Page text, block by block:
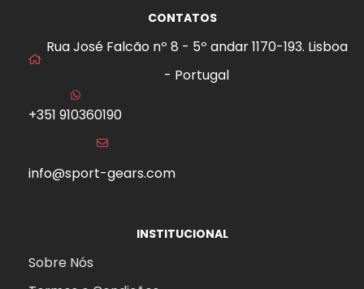
CONTATOS
Rua José Falcão nº 8 - 5º andar 1170-193. Lisboa
- Portugal
+351 910360190
info@sport-gears.com
INSTITUCIONAL
Sobre Nós